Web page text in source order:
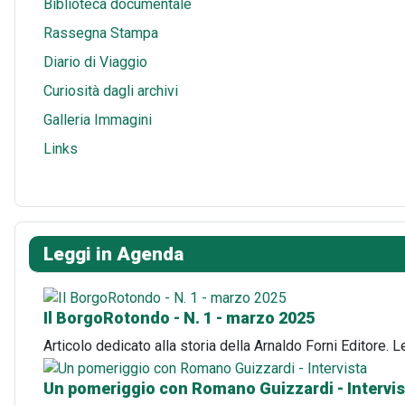
Biblioteca documentale
Rassegna Stampa
Diario di Viaggio
Curiosità dagli archivi
Galleria Immagini
Links
Leggi in Agenda
Il BorgoRotondo - N. 1 - marzo 2025
Articolo dedicato alla storia della Arnaldo Forni Editore.
Un pomeriggio con Romano Guizzardi -